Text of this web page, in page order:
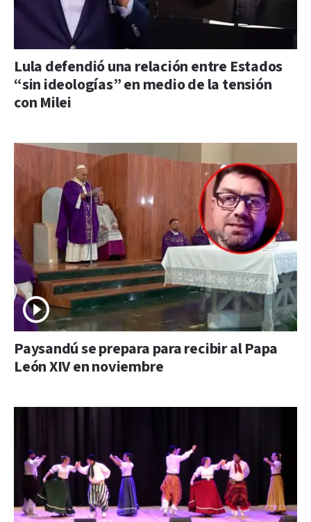
Lula defendió una relación entre Estados
“sin ideologías” en medio de la tensión
con Milei
Paysandú se prepara para recibir al Papa
León XIV en noviembre